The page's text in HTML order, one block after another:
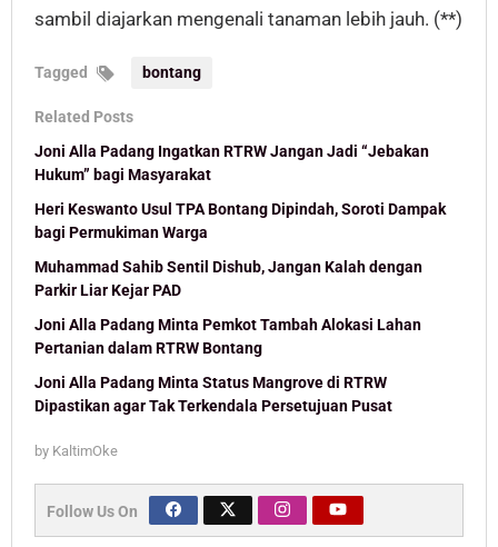
sambil diajarkan mengenali tanaman lebih jauh. (**)
Tagged bontang
Related Posts
Joni Alla Padang Ingatkan RTRW Jangan Jadi “Jebakan
Hukum” bagi Masyarakat
Heri Keswanto Usul TPA Bontang Dipindah, Soroti Dampak
bagi Permukiman Warga
Muhammad Sahib Sentil Dishub, Jangan Kalah dengan
Parkir Liar Kejar PAD
Joni Alla Padang Minta Pemkot Tambah Alokasi Lahan
Pertanian dalam RTRW Bontang
Joni Alla Padang Minta Status Mangrove di RTRW
Dipastikan agar Tak Terkendala Persetujuan Pusat
by KaltimOke
Follow Us On